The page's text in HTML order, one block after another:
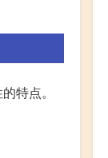
特点。